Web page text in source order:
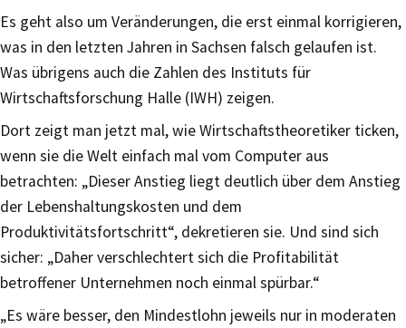
Es geht also um Veränderungen, die erst einmal korrigieren,
was in den letzten Jahren in Sachsen falsch gelaufen ist.
Was übrigens auch die Zahlen des Instituts für
Wirtschaftsforschung Halle (IWH) zeigen.
Dort zeigt man jetzt mal, wie Wirtschaftstheoretiker ticken,
wenn sie die Welt einfach mal vom Computer aus
betrachten: „Dieser Anstieg liegt deutlich über dem Anstieg
der Lebenshaltungskosten und dem
Produktivitätsfortschritt“, dekretieren sie. Und sind sich
sicher: „Daher verschlechtert sich die Profitabilität
betroffener Unternehmen noch einmal spürbar.“
„Es wäre besser, den Mindestlohn jeweils nur in moderaten